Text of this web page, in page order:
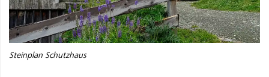
Steinplan Schutzhaus